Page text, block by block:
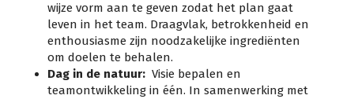
wijze vorm aan te geven zodat het plan gaat
leven in het team. Draagvlak, betrokkenheid en
enthousiasme zijn noodzakelijke ingrediënten
om doelen te behalen.
Dag in de natuur: Visie bepalen en
teamontwikkeling in één. In samenwerking met